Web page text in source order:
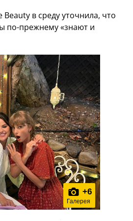
в среду уточнила, что
по-прежнему «знают и
+6
Галерея